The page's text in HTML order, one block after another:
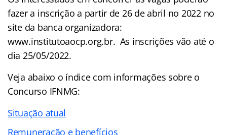
fazer a inscrição a partir de 26 de abril no 2022 no
site da banca organizadora:
www.institutoaocp.org.br. As inscrições vão até o
dia 25/05/2022.
Veja abaixo o índicecom informações sobre o
Concurso IFNMG:
Situação atual
Remuneração e benefícios